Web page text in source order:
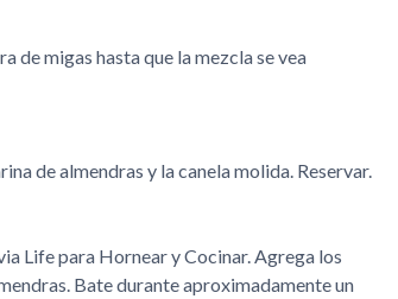
de migas hasta que la mezcla se vea
de almendras y la canela molida. Reservar.
Life para Hornear y Cocinar. Agrega los
Bate durante aproximadamente un